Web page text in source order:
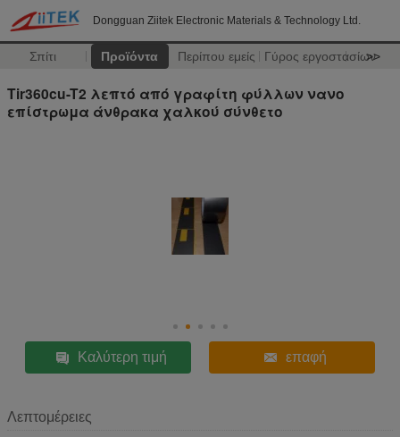
Dongguan Ziitek Electronic Materials & Technology Ltd.
Σπίτι Προϊόντα Περίπου εμείς Γύρος εργοστασίων
>>
Tir360cu-T2 λεπτό από γραφίτη φύλλων νανο
επίστρωμα άνθρακα χαλκού σύνθετο
Καλύτερη τιμή επαφή
Λεπτομέρειες